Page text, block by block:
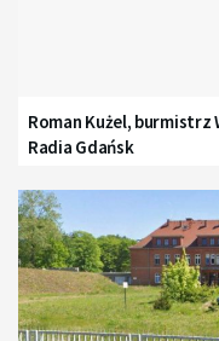
Roman Kużel, burmistrz
Radia Gdańsk